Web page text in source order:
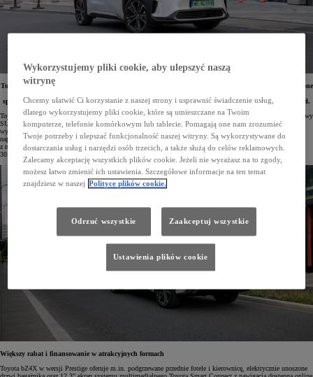
Toyota podniosła wartość rabatów na swój najbardziej przystępny model elektryczny – teraz sięgają one
spełnieniu kryteriów programu dopłat „NaszEauto” można obniżyć ją dodatkowo o kolejne 40 tys. zł.
Toyota bZ4X jest obecnie podstawowym przedstawicielem elektrycznej oferty marki w Polsce. Ten komfortowy
SUV z przestronną kabiną wyposażono w akumulator litowo-jonowy o pojemności 71,4 kWh. Klienci mogą
wybrać wersję z napędem na przednie koła (204 KM) o zasięgu do 514 km lub wariant z nowoczesnym
napędem 4x4 XMODE (218 KM) pozwalający pokonać do 461 km. W salonach Toyoty model bZ4X
z rocznika 2024 w odmianach Prestige i Executive jest obecnie objęty zwiększonymi rabatami sięgającymi
30 tys. zł.
Większy rabat i finansowanie w atrakcyjnych formach
Toyota bZ4X w wersji Prestige oferuje m.in. podgrzewane przednie fotele i kierownicę, elektrycznie unoszone
Wykorzystujemy pliki cookie, aby ulepszyć naszą
witrynę
Chcemy ułatwić Ci korzystanie z naszej strony i usprawnić świadczenie usług,
dlatego wykorzystujemy pliki cookie, które są umieszczane na Twoim
komputerze, telefonie komórkowym lub tablecie. Pomagają one nam zrozumieć
Twoje potrzeby i ulepszać funkcjonalność naszej witryny. Są wykorzystywane do
dostarczania usług i narzędzi osób trzecich, a także służą do celów reklamowych.
Zalecamy akceptację wszystkich plików cookie. Jeżeli nie wyrażasz na to zgody,
możesz łatwo zmienić ich ustawienia. Szczegółowe informacje na ten temat
znajdziesz w naszej Polityce plików cookie.
Odrzuć wszystkie Zaakceptuj wszystkie
Ustawienia plików cookie